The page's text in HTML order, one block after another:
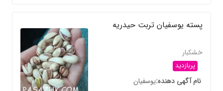
پسته یوسفیان تربت حیدریه
خشکبار
پربازدید
نام آگهی دهندهیوسفیان